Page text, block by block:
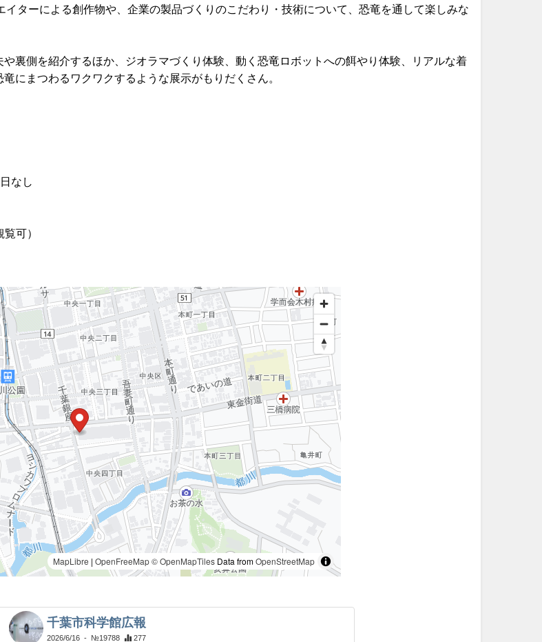
イターによる創作物や、企業の製品づくりのこだわり・技術について、恐竜を通して楽しみな
裏側を紹介するほか、ジオラマづくり体験、動く恐竜ロボットへの餌やり体験、リアルな着
にまつわるワクワクするような展示がもりだくさん。
なし
可）
MapLibre | OpenFreeMap© OpenMapTiles Data fromOpenStreetMap
千葉市科学館広報
2026/6/16 - №19788 277